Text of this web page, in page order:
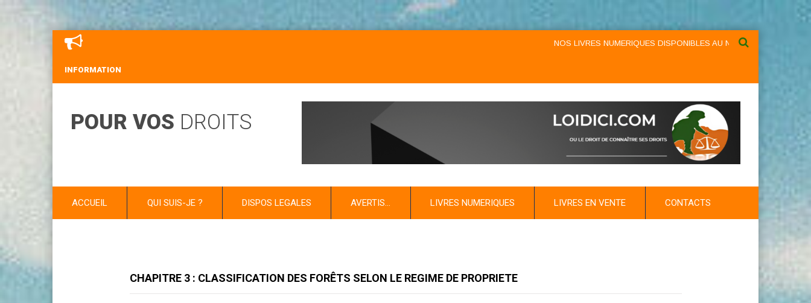
INFORMATION
NOS LIVRES NUMERIQUES DISPONIBLES AU NIVEAU DU MENU ...NOS
POUR VOS DROITS
ACCUEIL QUI SUIS-JE ? DISPOS LEGALES AVERTIS… LIVRES NUMERIQUES LIVRES EN VENTE CONTACTS
CHAPITRE 3 : CLASSIFICATION DES FORÊTS SELON LE REGIME DE PROPRIETE